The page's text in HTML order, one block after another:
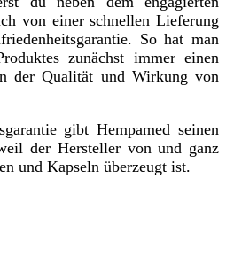
von einer schnellen Lieferung
So hat man
zunächst immer einen
der Qualität und Wirkung von
gibt Hempamed seinen
der Hersteller von und ganz
und Kapseln überzeugt ist.